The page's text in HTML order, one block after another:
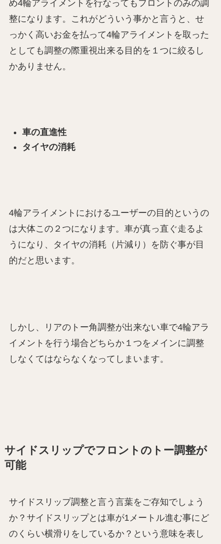
め4輪アライメントを行なってもフロントのみの調
整になります。これがどういう事かと言うと、せ
っかく高いお金を払って4輪アライメントを取った
としても調整の際重視出来る目的を１つに絞るし
かありません。
車の直進性
タイヤの消耗
4輪アライメントにおけるユーザーの目的というの
は大体この２つになります。車が真っ直ぐ走るよ
うになり、タイヤの消耗（片減り）を防ぐ事が目
的だと思います。
しかし、リアのトー角調整が出来ない車で4輪アラ
イメントを行う場合どちらか１つをメインに調整
しなくてはならなくなってしまいます。
サイドスリップでフロントのトー調整が
可能
サイドスリップ調整と言う言葉をご存知でしょう
か？サイドスリップとは車が1メートル進む事にど
のくらい横滑りをしているか？という意味を表し